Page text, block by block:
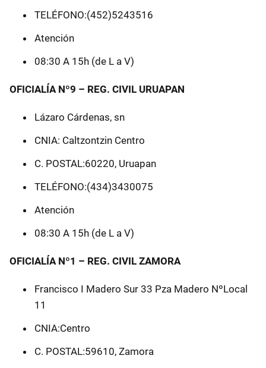
TELÉFONO:(452)5243516
Atención
08:30 A 15h (de L a V)
OFICIALÍA Nº9 – REG. CIVIL URUAPAN
Lázaro Cárdenas, sn
CNIA: Caltzontzin Centro
C. POSTAL:60220, Uruapan
TELÉFONO:(434)3430075
Atención
08:30 A 15h (de L a V)
OFICIALÍA Nº1 – REG. CIVIL ZAMORA
Francisco I Madero Sur 33 Pza Madero NºLocal
11
CNIA:Centro
C. POSTAL:59610, Zamora